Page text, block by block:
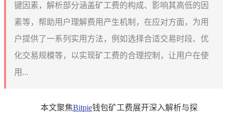
键因素，解析部分涵盖矿工费的构成、影响其高低的因
素等，帮助用户理解费用产生机制，在应对方面，为用
户提供了一系列实用方法，例如选择合适交易时段、优
化交易规模等，以实现矿工费的合理控制，让用户在使
用...
本文聚焦Bitpie钱包矿工费展开深入解析与探